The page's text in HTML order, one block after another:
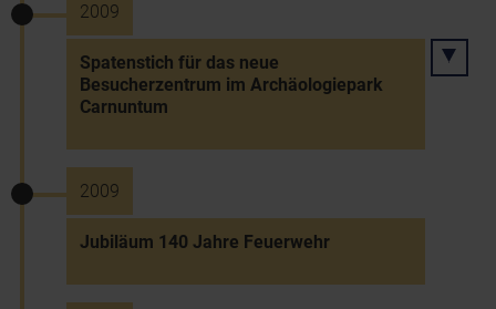
2009
Spatenstich für das neue
Besucherzentrum im Archäologiepark
Carnuntum
2009
Jubiläum 140 Jahre Feuerwehr